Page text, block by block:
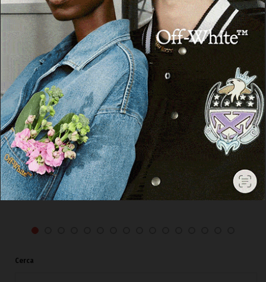
CRONACA
Benetutti, in fiamme un capannone alla
periferia del paese
19 Luglio 2026, 09:13
Cerca